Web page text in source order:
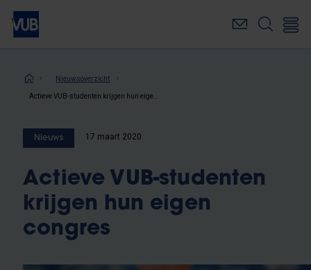
Overslaan
naar
inhoudKruimelpad
Nieuwsoverzicht
Nieuws 17 maart 2020
Actieve VUB-studenten
krijgen hun eigen
congres